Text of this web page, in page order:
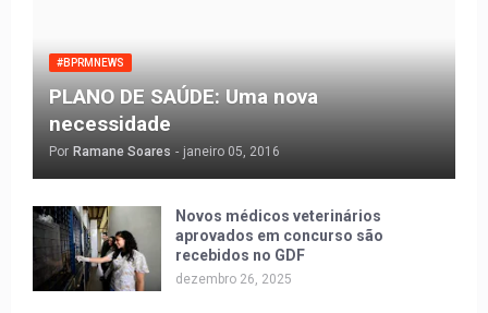
#BPRMNEWS
PLANO DE SAÚDE: Uma nova
necessidade
Por Ramane Soares - janeiro 05, 2016
Novos médicos veterinários
aprovados em concurso são
recebidos no GDF
dezembro 26, 2025